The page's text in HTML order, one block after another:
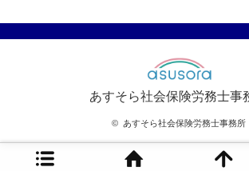
あすそら社会保険労務士事
© あすそら社会保険労務士事務所